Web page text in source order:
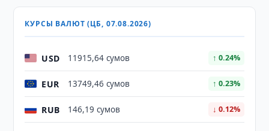
КУРСЫ ВАЛЮТ (ЦБ, 07.08.2026)
USD 11915,64 сумов ↑ 0.24%
EUR 13749,46 сумов ↑ 0.23%
RUB 146,19 сумов ↓ 0.12%